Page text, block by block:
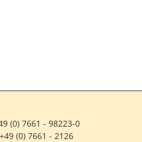
(0) 7661 - 98223-0
(0) 7661 - 2126